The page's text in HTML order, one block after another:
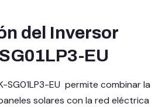
del Inversor
EU
SG01LP3-EU permite combinar la
solares con la red eléctrica